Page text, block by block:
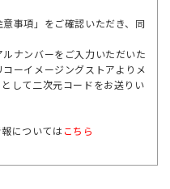
事項」をご確認いただき、同
ナンバーをご入力いただいた
ーイメージングストアよりメ
して二次元コードをお送りい
については こちら